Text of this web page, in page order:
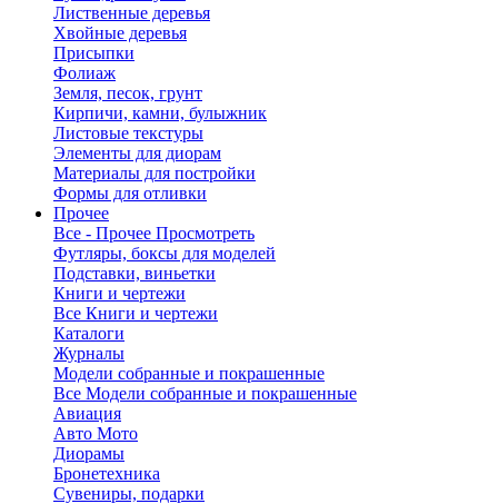
Лиственные деревья
Хвойные деревья
Присыпки
Фолиаж
Земля, песок, грунт
Кирпичи, камни, булыжник
Листовые текстуры
Элементы для диорам
Материалы для постройки
Формы для отливки
Прочее
Все - Прочее Просмотреть
Футляры, боксы для моделей
Подставки, виньетки
Книги и чертежи
Все Книги и чертежи
Каталоги
Журналы
Модели собранные и покрашенные
Все Модели собранные и покрашенные
Авиация
Авто Мото
Диорамы
Бронетехника
Сувениры, подарки